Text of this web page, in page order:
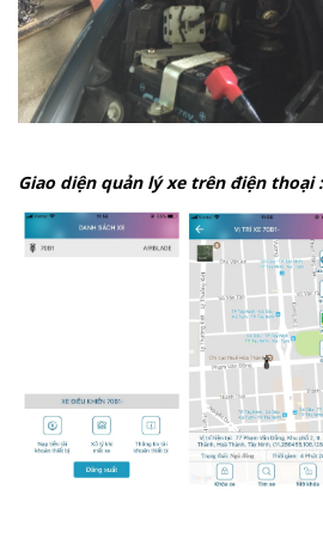
Giao diện quản lý xe trên điện thoại :